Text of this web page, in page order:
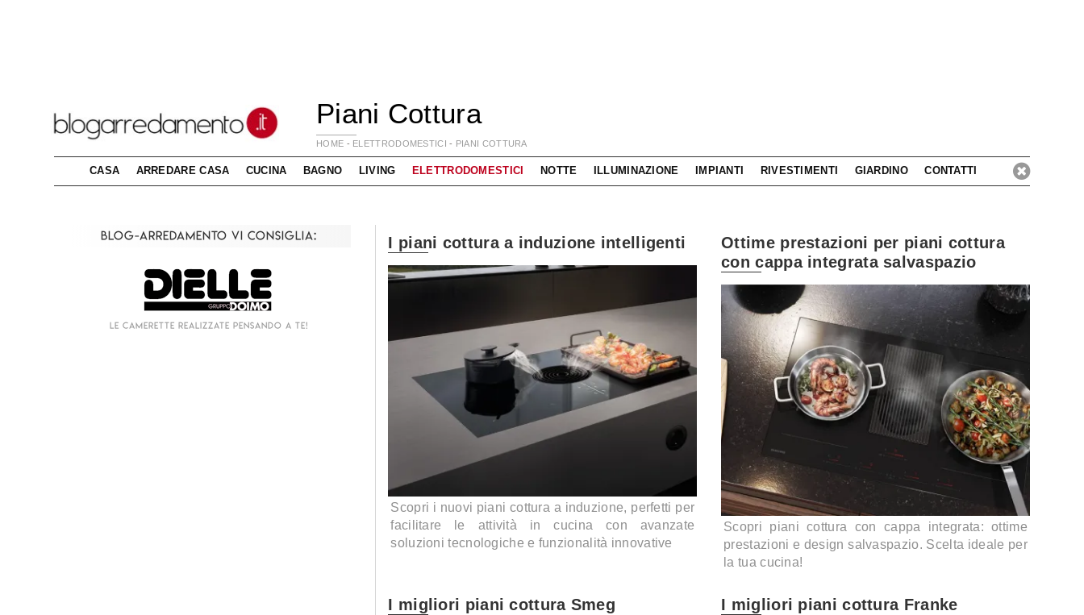
Piani Cottura
HOME - ELETTRODOMESTICI - PIANI COTTURA
CASA ARREDARE CASA CUCINA BAGNO LIVING ELETTRODOMESTICI NOTTE ILLUMINAZIONE IMPIANTI RIVESTIMENTI GIARDINO CONTATTI
Blog-Arredamento vi consiglia:
Le camerette realizzate pensando a te!
Living componibile come mai prima d'ora!
Interprete dell'arredo bagno a 360 gradi!
Lasciati ispirare dal
I piani cottura a induzione intelligenti
Scopri i nuovi piani cottura a induzione, perfetti per
facilitare le attività in cucina con avanzate
soluzioni tecnologiche e funzionalità innovative
Ottime prestazioni per piani cottura
con cappa integrata salvaspazio
Scopri piani cottura con cappa integrata: ottime
prestazioni e design salvaspazio. Scelta ideale per
la tua cucina!
I migliori piani cottura Smeg I migliori piani cottura Franke